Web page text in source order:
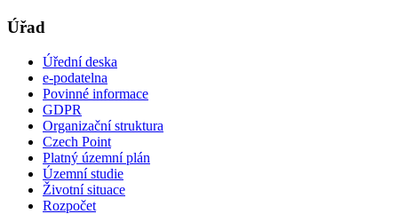
Úřad
Úřední deska
e-podatelna
Povinné informace
GDPR
Organizační struktura
Czech Point
Platný územní plán
Územní studie
Životní situace
Rozpočet